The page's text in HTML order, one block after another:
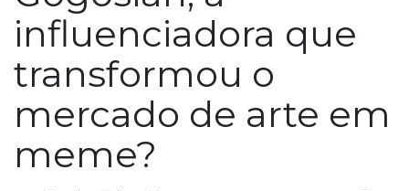
influenciadora que
transformou o
mercado de arte em
meme?